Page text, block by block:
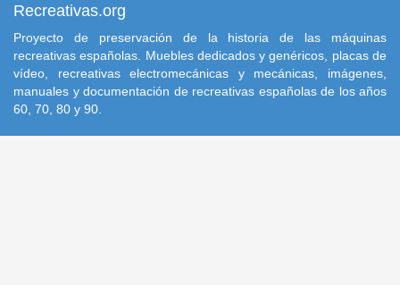
Recreativas.org
Proyecto de preservación de la historia de las máquinas
recreativas españolas. Muebles dedicados y genéricos, placas de
vídeo, recreativas electromecánicas y mecánicas, imágenes,
manuales y documentación de recreativas españolas de los años
60, 70, 80 y 90.